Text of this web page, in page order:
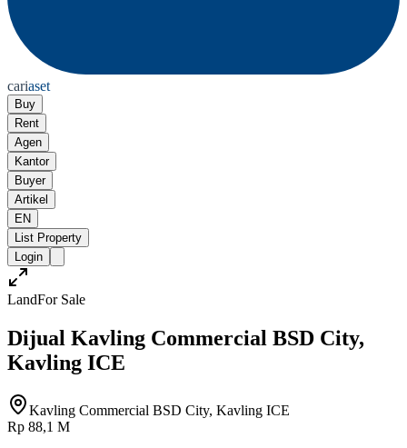
cariaset
Buy
Rent
Agen
Kantor
Buyer
Artikel
EN
List Property
Login
LandFor Sale
Dijual Kavling Commercial BSD City,
Kavling ICE
Kavling Commercial BSD City, Kavling ICE
Rp 88,1 M